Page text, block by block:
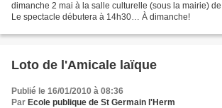
dimanche 2 mai à la salle culturelle (sous la mairie)
Le spectacle débutera à 14h30… À dimanche!
Loto de l'Amicale laïque
Publié le 16/01/2010 à 08:36
Par Ecole publique de St Germain l'Herm